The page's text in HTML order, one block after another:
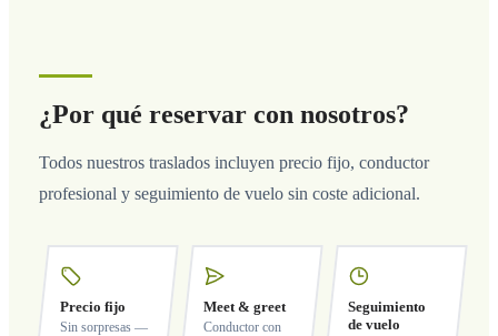
¿Por qué reservar con nosotros?
Todos nuestros traslados incluyen precio fijo, conductor
profesional y seguimiento de vuelo sin coste adicional.
Precio fijo
Sin sorpresas —
Meet & greet
Conductor con
Seguimiento
de vuelo